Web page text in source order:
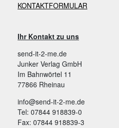
KONTAKTFORMULAR
Ihr Kontakt zu uns
send-it-2-me.de
Junker Verlag GmbH
Im Bahnwörtel 11
77866 Rheinau
info@send-it-2-me.de
Tel: 07844 918839-0
Fax: 07844 918839-3